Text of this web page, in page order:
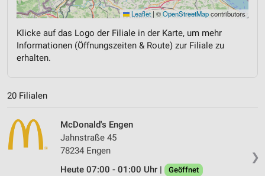
Leaflet | ©OpenStreetMapcontributors
Klicke auf das Logo der Filiale in der Karte, um mehr
Informationen (Öffnungszeiten & Route) zur Filiale zu
erhalten.
20 Filialen
❯
McDonald's Engen
Jahnstraße 45
78234 Engen
Heute 07:00 - 01:00 Uhr |
Geöffnet